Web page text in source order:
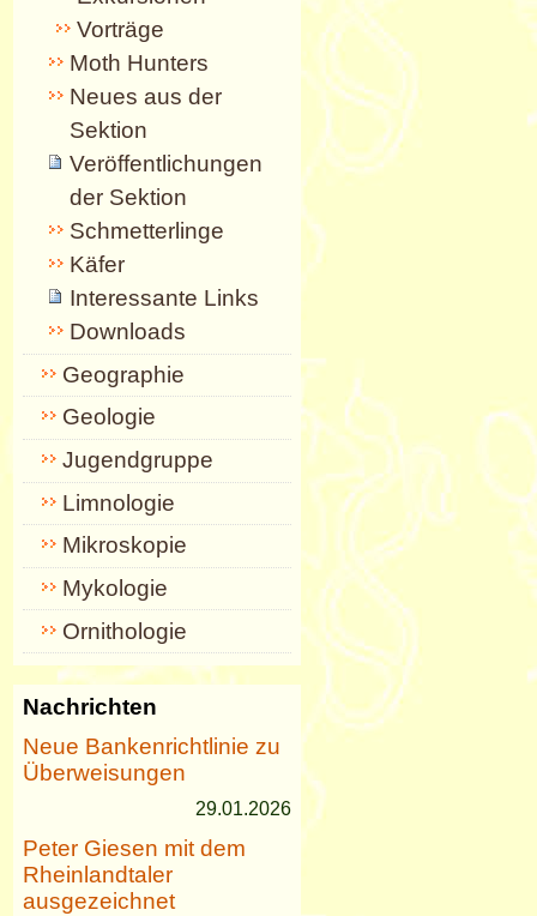
Vorträge
Moth Hunters
Neues aus der
Sektion
Veröffentlichungen
der Sektion
Schmetterlinge
Käfer
Interessante Links
Downloads
Geographie
Geologie
Jugendgruppe
Limnologie
Mikroskopie
Mykologie
Ornithologie
Nachrichten
Neue Bankenrichtlinie zu
Überweisungen
29.01.2026
Peter Giesen mit dem
Rheinlandtaler
ausgezeichnet